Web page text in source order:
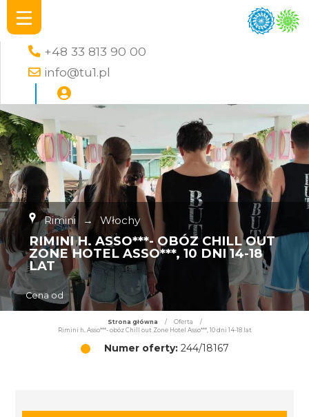
+48 33 813 90 00
info@tu1.pl
Rimini → Włochy
RIMINI H. ASSO***- OBÓZ CHILL OUT
ZONE HOTEL ASSO***, 10 DNI 14-18
LAT
Cena od
Strona główna / Oferta
/
Rimini h. Asso***- obóz Chill out Zone Hotel Asso***, 10 dni 14-18 lat
Numer oferty:244/18167